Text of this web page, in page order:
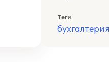
Теги
бухгалтерия